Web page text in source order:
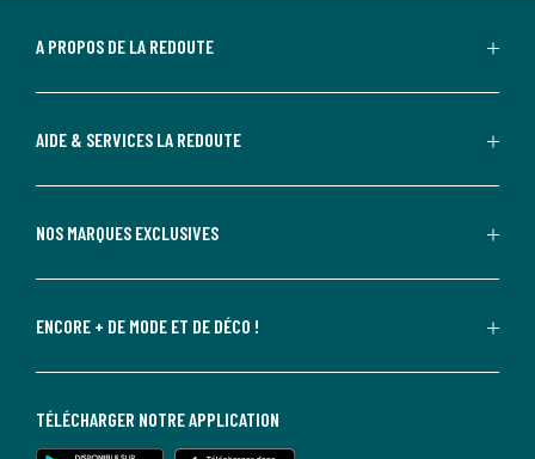
A PROPOS DE LA REDOUTE
AIDE & SERVICES LA REDOUTE
NOS MARQUES EXCLUSIVES
ENCORE + DE MODE ET DE DÉCO !
TÉLÉCHARGER NOTRE APPLICATION